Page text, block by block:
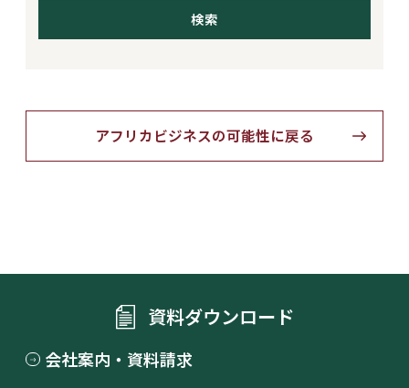
アフリカビジネスの可能性に戻る
資料ダウンロード
会社案内・資料請求